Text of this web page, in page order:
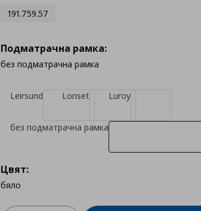
191.759.57
Подматрачна рамка:
без подматрачна рамка
Leirsund Lonset Luroy
без подматрачна рамка
Цвят:
бяло